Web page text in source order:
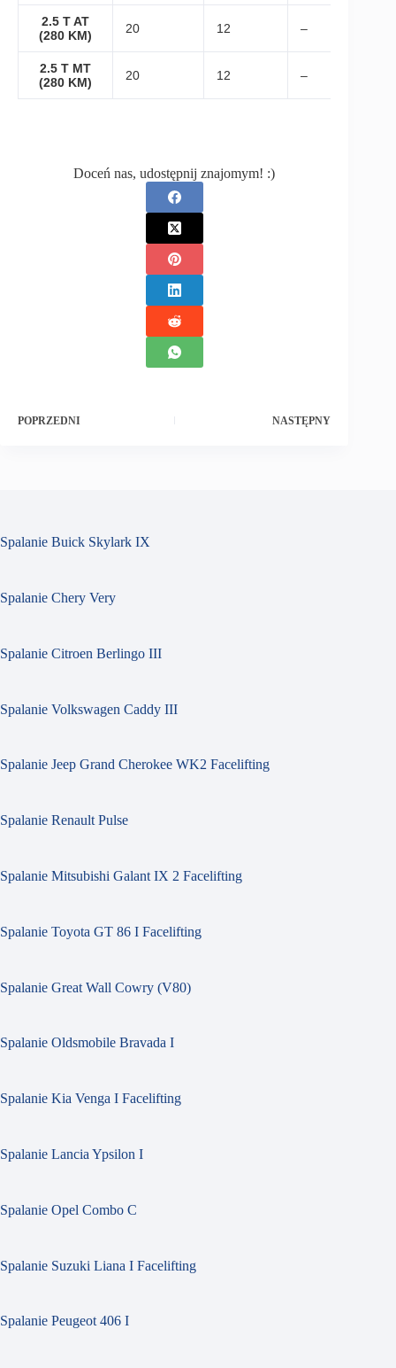
2.5 T AT
(280 KM)
20 12 –
2.5 T MT
(280 KM)
20 12 –
Doceń nas, udostępnij znajomym! :)
POPRZEDNI NASTĘPNY
Spalanie Buick Skylark IX
Spalanie Chery Very
Spalanie Citroen Berlingo III
Spalanie Volkswagen Caddy III
Spalanie Jeep Grand Cherokee WK2 Facelifting
Spalanie Renault Pulse
Spalanie Mitsubishi Galant IX 2 Facelifting
Spalanie Toyota GT 86 I Facelifting
Spalanie Great Wall Cowry (V80)
Spalanie Oldsmobile Bravada I
Spalanie Kia Venga I Facelifting
Spalanie Lancia Ypsilon I
Spalanie Opel Combo C
Spalanie Suzuki Liana I Facelifting
Spalanie Peugeot 406 I